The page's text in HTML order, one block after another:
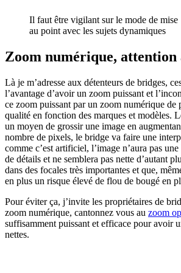
Il faut être vigilant sur le mode de mise
au point avec les sujets dynamiques
Zoom numérique, attention
Là je m’adresse aux détenteurs de bridges,
l’avantage d’avoir un zoom puissant et
ce zoom puissant par un zoom numérique de
qualité en fonction des marques et modèles.
un moyen de grossir une image en
nombre de pixels, le bridge va faire une
comme c’est artificiel, l’image n’aura pas
de détails et ne semblera pas nette d’autant
dans des focales très importantes et que,
en plus un risque élevé de flou de bougé en
Pour éviter ça, j’invite les propriétaires de
zoom numérique, cantonnez vous au zoom
suffisamment puissant et efficace pour avoir
nettes.